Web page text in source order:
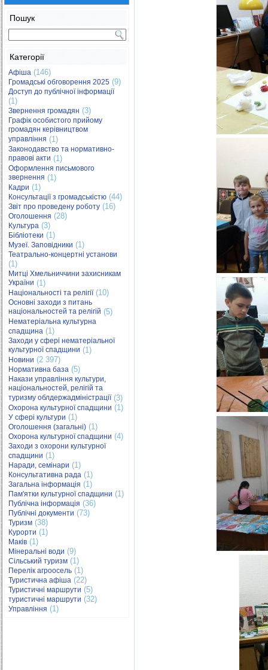
Пошук
Категорії
Афіша (146)
Громадські обговорення 2025 (9)
Доступ до публічної інформації
(1)
Звернення громадян (3)
Графік особистого прийому
громадян керівництвом
управління (1)
Законодавство та нормативно-
правові акти (1)
Оформлення письмового
звернення (1)
Кадри (1)
Консультації з громадськістю (44)
Звіт про проведену роботу (16)
Оголошення (28)
Культура (3)
Бібліотеки (1)
Музеї. Заповідники (1)
Театрально-концертні установи
(1)
Митці Хмельниччини захисникам
України (1)
Національності та релігії(10)
Основні заходи з питань
національностей та релігій (5)
Нематеріальна культурна
спадщина (1)
Заходи у сфері нематеріальної
культурної спадщини (1)
Новини (2 397)
Нормативна база (5)
Накази управління культури,
національностей, релігій та
туризму облдержадміністрації(3)
Охорона культурної спадщини (1)
У сфері культури (1)
Оголошення (загальні) (1)
Охорона культурної спадщини (4)
Заходи з охорони культурної
спадщини (1)
Наради, семінари (1)
Консультативна рада (1)
Загальна інформація (1)
Пам'ятки культурної спадщини (1)
Публічна інформація (36)
Публічні документи (73)
Туризм (38)
Курорти (1)
Маків (1)
Мінеральні води (9)
Сільський туризм (1)
Перелік агроосель (1)
Туристична афіша (22)
Туристичні маршрути (5)
туристичні маршрути (32)
Управління (1)